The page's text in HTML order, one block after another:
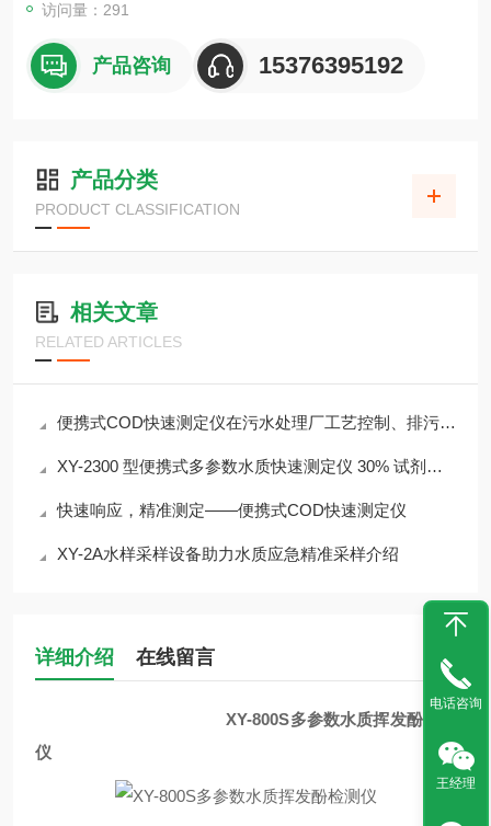
访问量：291
产品咨询 15376395192
产品分类
PRODUCT CLASSIFICATION
相关文章
RELATED ARTICLES
便携式COD快速测定仪在污水处理厂工艺控制、排污口监测中的应用
XY-2300 型便携式多参数水质快速测定仪 30% 试剂节省 检测成本降
快速响应，精准测定——便携式COD快速测定仪
XY-2A水样采样设备助力水质应急精准采样介绍
详细介绍 在线留言
XY-800S多参数水质挥发酚检测
仪
电话咨询
王经理